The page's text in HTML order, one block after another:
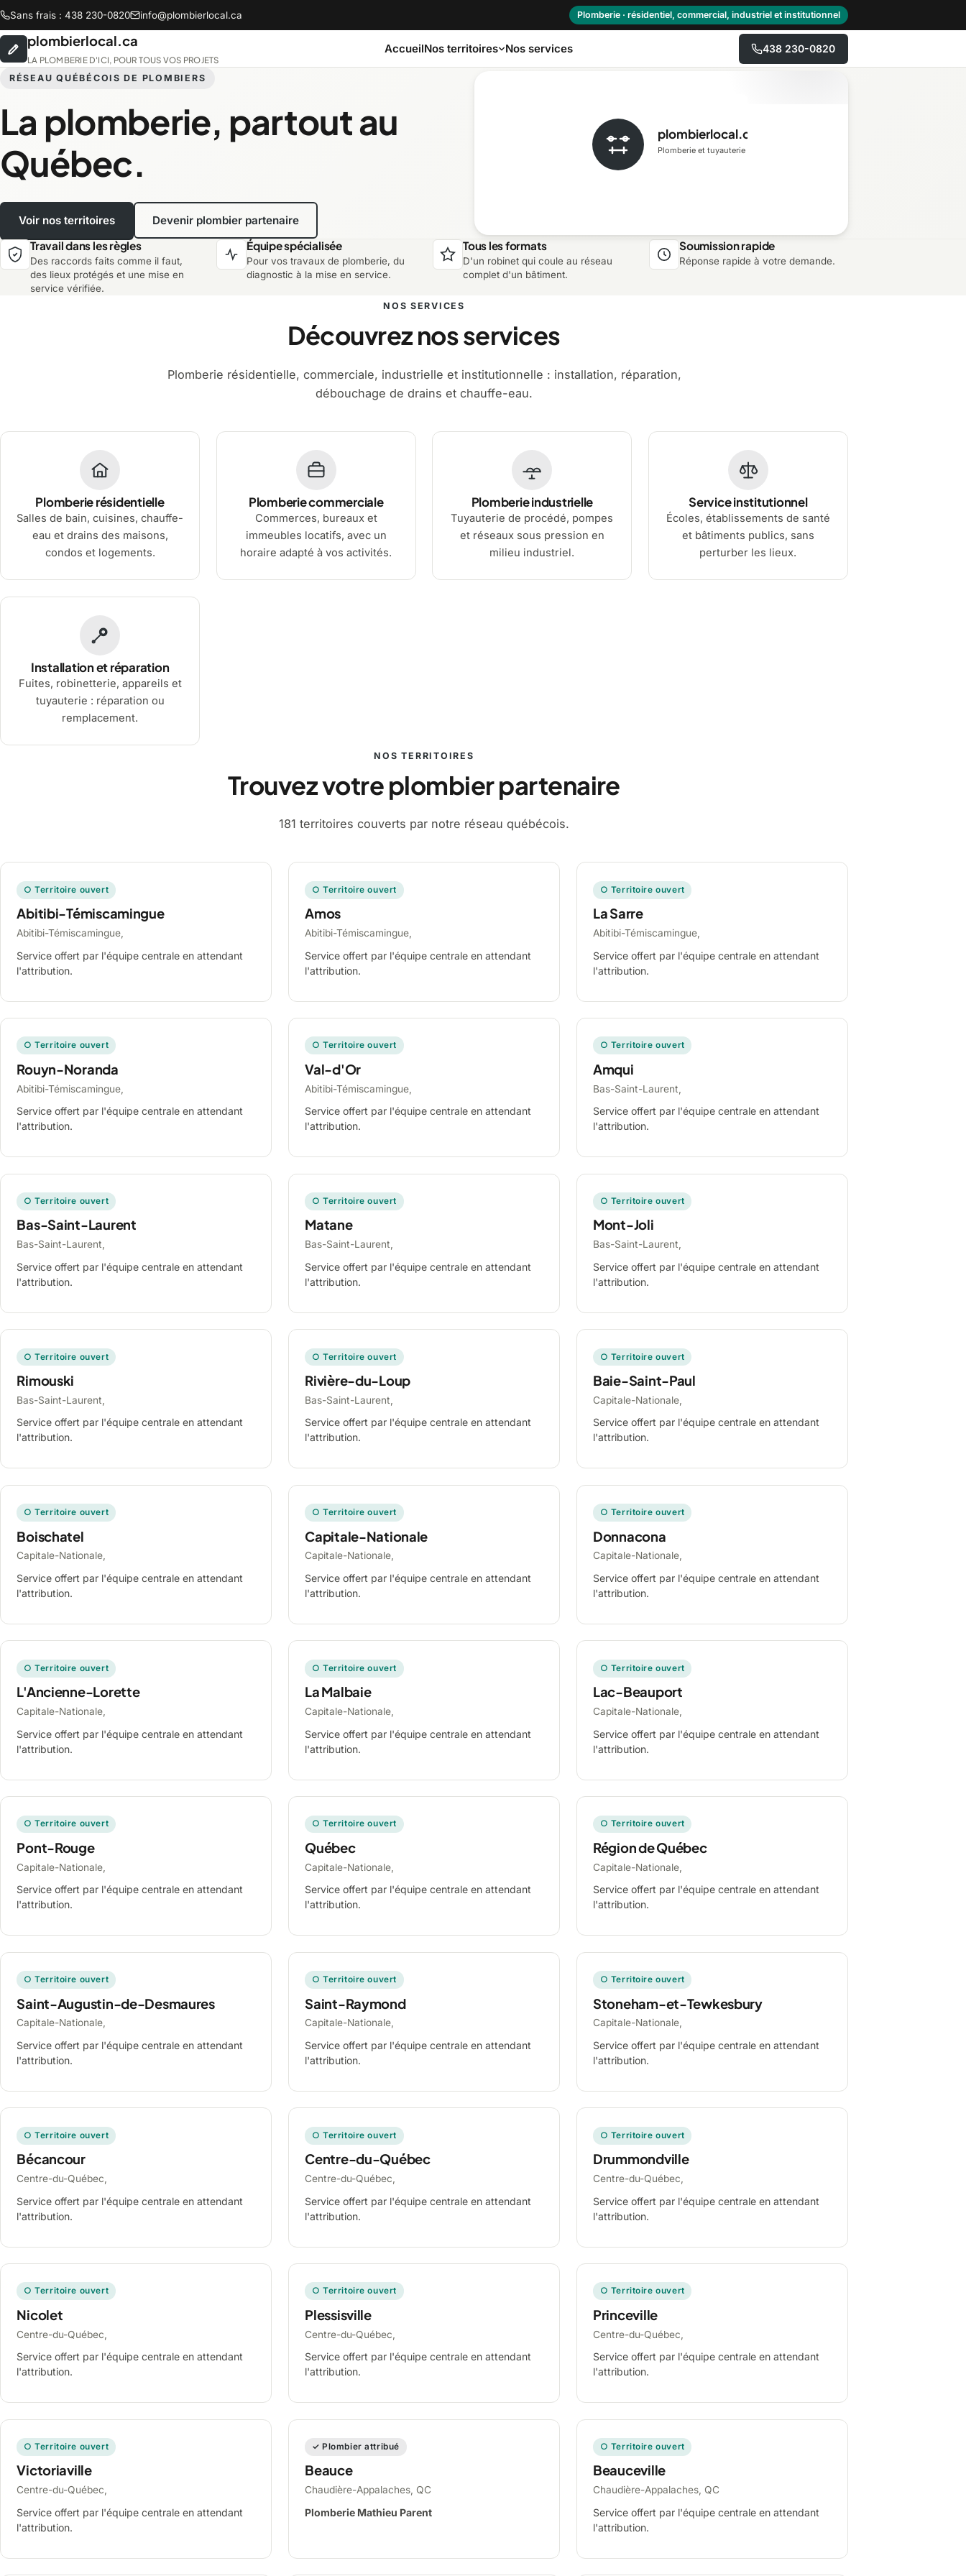
Sans frais : 438 230-0820 info@plombierlocal.ca Plomberie · résidentiel, commercial, industriel et institutionnel
plombierlocal.ca
LA PLOMBERIE D'ICI, POUR TOUS VOS PROJETS
AccueilNos territoires
Abitibi-Témiscamingue Centre-du-Québec
Lanaudière Laurentides Laval Mauricie
Montréal Montérégie Nord-du-Québec
Nos services 438 230-0820
RÉSEAU QUÉBÉCOIS DE PLOMBIERS
La plomberie, partout au
Québec.
Voir nos territoires Devenir plombier partenaire
plombierlocal.ca
Plomberie et tuyauterie
Travail dans les règles
Des raccords faits comme il faut,
des lieux protégés et une mise en
service vérifiée.
Équipe spécialisée
Pour vos travaux de plomberie, du
diagnostic à la mise en service.
Tous les formats
D'un robinet qui coule au réseau
complet d'un bâtiment.
Soumission rapide
Réponse rapide à votre demande.
NOS SERVICES
Découvrez nos services
Plomberie résidentielle, commerciale, industrielle et institutionnelle : installation, réparation,
débouchage de drains et chauffe-eau.
Plomberie résidentielle
Salles de bain, cuisines, chauffe-
eau et drains des maisons,
condos et logements.
Plomberie commerciale
Commerces, bureaux et
immeubles locatifs, avec un
horaire adapté à vos activités.
Plomberie industrielle
Tuyauterie de procédé, pompes
et réseaux sous pression en
milieu industriel.
Service institutionnel
Écoles, établissements de santé
et bâtiments publics, sans
perturber les lieux.
Installation et réparation
Fuites, robinetterie, appareils et
tuyauterie : réparation ou
remplacement.
NOS TERRITOIRES
Trouvez votre plombier partenaire
181 territoires couverts par notre réseau québécois.
○ Territoire ouvert
Abitibi-Témiscamingue
Abitibi-Témiscamingue,
Service offert par l'équipe centrale en attendant
l'attribution.
○ Territoire ouvert
Amos
Abitibi-Témiscamingue,
Service offert par l'équipe centrale en attendant
l'attribution.
○ Territoire ouvert
La Sarre
Abitibi-Témiscamingue,
Service offert par l'équipe centrale en attendant
l'attribution.
○ Territoire ouvert
Rouyn-Noranda
Abitibi-Témiscamingue,
Service offert par l'équipe centrale en attendant
l'attribution.
○ Territoire ouvert
Val-d'Or
Abitibi-Témiscamingue,
Service offert par l'équipe centrale en attendant
l'attribution.
○ Territoire ouvert
Amqui
Bas-Saint-Laurent,
Service offert par l'équipe centrale en attendant
l'attribution.
○ Territoire ouvert
Bas-Saint-Laurent
Bas-Saint-Laurent,
Service offert par l'équipe centrale en attendant
l'attribution.
○ Territoire ouvert
Matane
Bas-Saint-Laurent,
Service offert par l'équipe centrale en attendant
l'attribution.
○ Territoire ouvert
Mont-Joli
Bas-Saint-Laurent,
Service offert par l'équipe centrale en attendant
l'attribution.
○ Territoire ouvert
Rimouski
Bas-Saint-Laurent,
Service offert par l'équipe centrale en attendant
l'attribution.
○ Territoire ouvert
Rivière-du-Loup
Bas-Saint-Laurent,
Service offert par l'équipe centrale en attendant
l'attribution.
○ Territoire ouvert
Baie-Saint-Paul
Capitale-Nationale,
Service offert par l'équipe centrale en attendant
l'attribution.
○ Territoire ouvert
Boischatel
Capitale-Nationale,
Service offert par l'équipe centrale en attendant
l'attribution.
○ Territoire ouvert
Capitale-Nationale
Capitale-Nationale,
Service offert par l'équipe centrale en attendant
l'attribution.
○ Territoire ouvert
Donnacona
Capitale-Nationale,
Service offert par l'équipe centrale en attendant
l'attribution.
○ Territoire ouvert
L'Ancienne-Lorette
Capitale-Nationale,
Service offert par l'équipe centrale en attendant
l'attribution.
○ Territoire ouvert
La Malbaie
Capitale-Nationale,
Service offert par l'équipe centrale en attendant
l'attribution.
○ Territoire ouvert
Lac-Beauport
Capitale-Nationale,
Service offert par l'équipe centrale en attendant
l'attribution.
○ Territoire ouvert
Pont-Rouge
Capitale-Nationale,
Service offert par l'équipe centrale en attendant
l'attribution.
○ Territoire ouvert
Québec
Capitale-Nationale,
Service offert par l'équipe centrale en attendant
l'attribution.
○ Territoire ouvert
Région de Québec
Capitale-Nationale,
Service offert par l'équipe centrale en attendant
l'attribution.
○ Territoire ouvert
Saint-Augustin-de-Desmaures
Capitale-Nationale,
Service offert par l'équipe centrale en attendant
l'attribution.
○ Territoire ouvert
Saint-Raymond
Capitale-Nationale,
Service offert par l'équipe centrale en attendant
l'attribution.
○ Territoire ouvert
Stoneham-et-Tewkesbury
Capitale-Nationale,
Service offert par l'équipe centrale en attendant
l'attribution.
○ Territoire ouvert
Bécancour
Centre-du-Québec,
Service offert par l'équipe centrale en attendant
l'attribution.
○ Territoire ouvert
Centre-du-Québec
Centre-du-Québec,
Service offert par l'équipe centrale en attendant
l'attribution.
○ Territoire ouvert
Drummondville
Centre-du-Québec,
Service offert par l'équipe centrale en attendant
l'attribution.
○ Territoire ouvert
Nicolet
Centre-du-Québec,
Service offert par l'équipe centrale en attendant
l'attribution.
○ Territoire ouvert
Plessisville
Centre-du-Québec,
Service offert par l'équipe centrale en attendant
l'attribution.
○ Territoire ouvert
Princeville
Centre-du-Québec,
Service offert par l'équipe centrale en attendant
l'attribution.
○ Territoire ouvert
Victoriaville
Centre-du-Québec,
Service offert par l'équipe centrale en attendant
l'attribution.
✓ Plombier attribué
Beauce
Chaudière-Appalaches, QC
Plomberie Mathieu Parent
○ Territoire ouvert
Beauceville
Chaudière-Appalaches, QC
Service offert par l'équipe centrale en attendant
l'attribution.